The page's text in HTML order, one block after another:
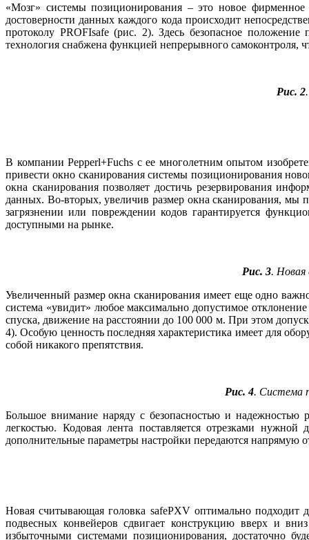
«Мозг» системы позиционирования – это новое
достоверности данных каждого кода происходит
протоколу PROFIsafe (рис. 2). Здесь безопасное
технология снабжена функцией непрерывного самоконтроля,
Рис. 2
В компании Pepperl+Fuchs с ее многолетним опытом
привести окно сканирования системы позиционирования
окна сканирования позволяет достичь резервирования
данных. Во‑вторых, увеличив размер окна сканирования, мы
загрязнении или повреждении кодов гарантируется
доступными на рынке.
Рис. 3. Новая
Увеличенный размер окна сканирования имеет еще одно
система «увидит» любое максимально допустимое
спуска, движение на расстоянии до 100 000 м. При этом
4). Особую ценность последняя характеристика имеет для
собой никакого препятствия.
Рис. 4. Система
Большое внимание наряду с безопасностью и надежностью
легкостью. Кодовая лента поставляется отрезками
дополнительные параметры настройки передаются напрямую
Новая считывающая головка safePXV оптимально подходит
подвесных конвейеров сдвигает конструкцию вверх и
избыточными системами позиционирования, достаточно